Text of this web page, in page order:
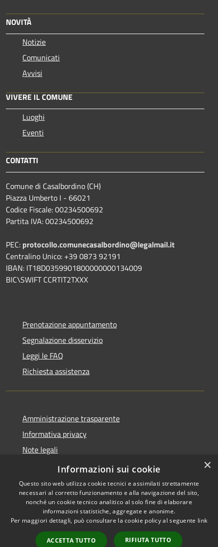
NOVITÀ
Notizie
Comunicati
Avvisi
VIVERE IL COMUNE
Luoghi
Eventi
CONTATTI
Comune di Casalbordino (CH)
Piazza Umberto I - 66021
Codice Fiscale: 00234500692
Partita IVA: 00234500692
PEC: protocollo.comunecasalbordino@legalmail.it
Centralino Unico: +39 0873 92191
IBAN: IT18D0359901800000000134009
BIC\SWIFT CCRTIT2TXXX
Prenotazione appuntamento
Segnalazione disservizio
Leggi le FAQ
Richiesta assistenza
Amministrazione trasparente
Informativa privacy
Note legali
Dichiarazione di accessibilità
Accessibilità
Copyright © 2026 • Comune di
Casalbordino • Powered by
Municipium•
Accesso
×
Informazioni sui cookie
Questo sito web utilizza cookie tecnici e assimilati strettamente
necessari al corretto funzionamento e alla navigazione del sito,
nonché un cookie tecnico analitico al solo fine di elaborare
informazioni statistiche, aggregate e anonime.
Per maggiori dettagli, può consultare la cookie policy al seguente link
ACCETTA TUTTO RIFIUTA TUTTO